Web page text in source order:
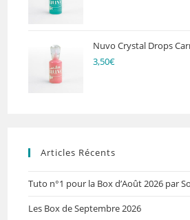
Nuvo Crystal Drops
3,50€
Articles Récents
Tuto n°1 pour la Box d’Août 2026 par
Les Box de Septembre 2026